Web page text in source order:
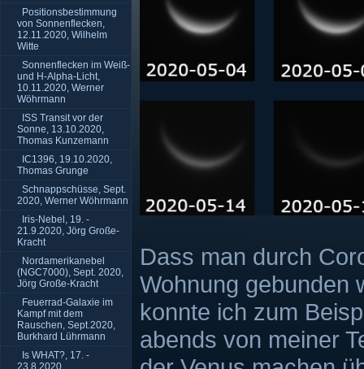
Positionsbestimmung
von Sonnenflecken,
12.11.2020, Wilhelm
Witte
Sonnenflecken im Weiß-
und H-Alpha-Licht,
10.11.2020, Werner
Wöhrmann
ISS Transit vor der
Sonne, 13.10.2020,
Thomas Kunzemann
IC1396, 19.10.2020,
Thomas Grunge
Schnappschüsse, Sept.
2020, Werner Wöhrmann
Iris-Nebel, 19. -
21.9.2020, Jörg Große-
Kracht
Nordamerikanebel
(NGC7000), Sept. 2020,
Jörg Große-Kracht
Feuerrad-Galaxie im
Kampf mit dem
Rauschen, Sept.2020,
Burkhard Lührmann
Is WHAT?, 17. -
23.8.2020
Dass man durch
Wohnung gebunden
konnte ich zum
abends von meiner